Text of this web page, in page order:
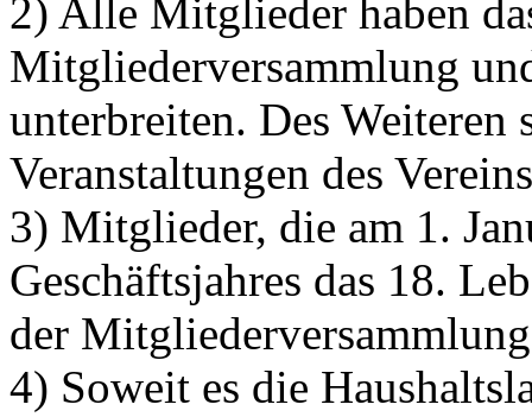
2) Alle Mitglieder haben
Mitgliederversammlung
unterbreiten. Des Weiteren
Veranstaltungen des
3) Mitglieder, die am 1.
Geschäftsjahres das 18.
der
4) Soweit es die